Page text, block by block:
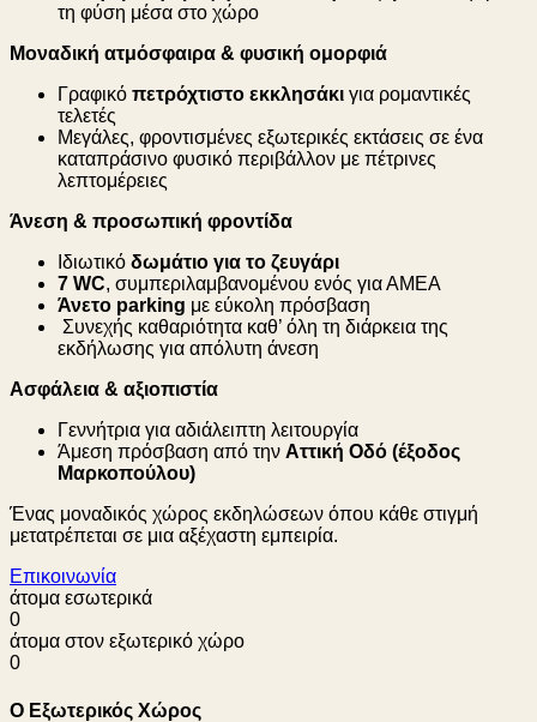
τη φύση μέσα στο χώρο
Μοναδική ατμόσφαιρα & φυσική ομορφιά
Γραφικό πετρόχτιστο εκκλησάκι για ρομαντικές
τελετές
Μεγάλες, φροντισμένες εξωτερικές εκτάσεις σε ένα
καταπράσινο φυσικό περιβάλλον με πέτρινες
λεπτομέρειες
Άνεση & προσωπική φροντίδα
Ιδιωτικό δωμάτιο για το ζευγάρι
7 WC, συμπεριλαμβανομένου ενός για ΑΜΕΑ
Άνετο parking με εύκολη πρόσβαση
Συνεχής καθαριότητα καθ’ όλη τη διάρκεια της
εκδήλωσης για απόλυτη άνεση
Ασφάλεια & αξιοπιστία
Γεννήτρια για αδιάλειπτη λειτουργία
Άμεση πρόσβαση από την Αττική Οδό (έξοδος
Μαρκοπούλου)
Ένας μοναδικός χώρος εκδηλώσεων όπου κάθε στιγμή
μετατρέπεται σε μια αξέχαστη εμπειρία.
Επικοινωνία
άτομα εσωτερικά
0
άτομα στον εξωτερικό χώρο
0
Ο Εξωτερικός Χώρος